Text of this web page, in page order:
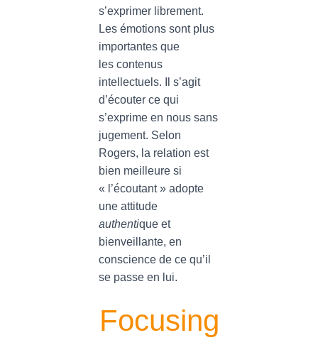
s’exprimer librement.
Les émotions sont plus
importantes que
les contenus
intellectuels. Il s’agit
d’écouter ce qui
s’exprime en nous sans
jugement. Selon
Rogers, la relation est
bien meilleure si
« l’écoutant » adopte
une attitude
authentique et
bienveillante, en
conscience de ce qu’il
se passe en lui.
Focusing